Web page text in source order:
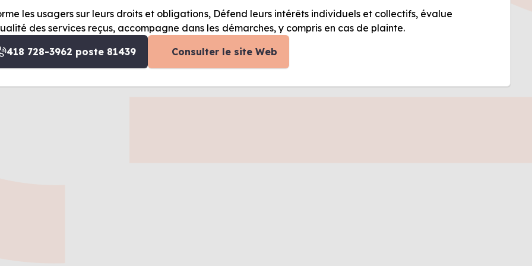
les usagers sur leurs droits et obligations, Défend leurs intérêts individuels et collectifs, évalue
des services reçus, accompagne dans les démarches, y compris en cas de plainte.
418 728-3962 poste 81439
Consulter le site Web